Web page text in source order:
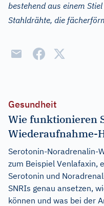
bestehend aus einem
Stahldrähte, die
Gesundheit
Wie funktionieren
Wiederaufnahme-
Serotonin-Noradrenalin-
zum Beispiel Venlafaxin,
Serotonin und
SNRIs genau ansetzen,
können und was bei der